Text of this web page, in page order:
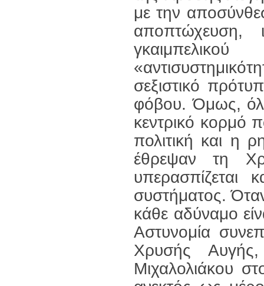
με την
αποπτώχευση,
σεξιστικό
φόβου. Όμως,
κεντρικό κορμό
πολιτική και η
έθρεψαν τη
υπερασπίζεται
συστήματος.
κάθε αδύναμο
Αστυνομία
Χρυσής Αυγής,
Μιχαλολιάκου